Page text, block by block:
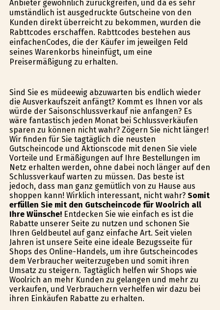
Anbieter gewöhnlich zurückgreifen, und da es sehr
umständlich ist ausgedruckte Gutscheine von den
Kunden direkt überreicht zu bekommen, wurden die
Rabttcodes erschaffen. Rabttcodes bestehen aus
einfachenCodes, die der Käufer im jeweilgen Feld
seines Warenkorbs hineinfügt, um eine
Preisermäßigung zu erhalten.
Sind Sie es müdeewig abzuwarten bis endlich wieder
die Ausverkaufszeit anfängt? Kommt es Ihnen vor als
würde der Saisonschlussverkauf nie anfangen? Es
wäre fantastisch jeden Monat bei Schlussverkäufen
sparen zu können nicht wahr? Zögern Sie nicht länger!
Wir finden für Sie tagtäglich die neusten
Gutscheincode und Aktionscode mit denen Sie viele
Vorteile und Ermäßigungen auf Ihre Bestellungen im
Netz erhalten werden, ohne dabei noch länger auf den
Schlussverkauf warten zu müssen. Das beste ist
jedoch, dass man ganz gemütlich von zu Hause aus
shoppen kann! Wirklich interessant, nicht wahr? Somit
erfüllen Sie mit den Gutscheincode für Woolrich all
Ihre Wünsche!Entdecken Sie wie einfach es ist die
Rabatte unserer Seite zu nutzen und schonen Sie
Ihren Geldbeutel auf ganz einfache Art. Seit vielen
Jahren ist unsere Seite eine ideale Bezugsseite für
Shops des Online-Handels, um ihre Gutscheincodes
dem Verbraucher weiterzugeben und somit ihren
Umsatz zu steigern. Tagtäglich helfen wir Shops wie
Woolrich an mehr Kunden zu gelangen und mehr zu
verkaufen, und Verbrauchern verhelfen wir dazu bei
ihren Einkäufen Rabatte zu erhalten.